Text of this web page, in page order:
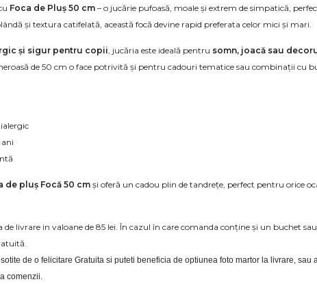
Foca de Pluș 50 cm – o jucărie pufoasă, moale și extrem de simpatică,
și textura catifelată, această focă devine rapid preferata celor mici și mari.
și sigur pentru copii , jucăria este ideală pentru somn, joacă sau
de 50 cm o face potrivită și pentru cadouri tematice sau combinații cu
de pluș Focă 50 cmși oferă un cadou plin de tandrețe, perfect pentru orice
de livrare in valoane de 85 lei. În cazul în care comanda conține și un buchet
de o felicitare Gratuita si puteti beneficia de optiunea foto martor la livrare, sau
comenzii.